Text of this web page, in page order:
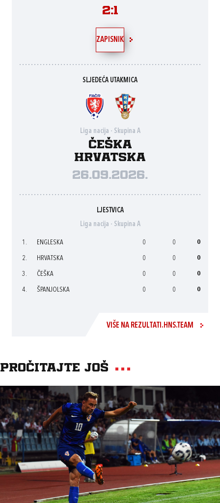
2:1
ZAPISNIK
SLJEDEĆA UTAKMICA
Liga nacija - Skupina A
Češka
Hrvatska
26.09.2026.
LJESTVICA
Liga nacija - Skupina A
1. ENGLESKA 0 0 0
2. HRVATSKA 0 0 0
3. ČEŠKA 0 0 0
4. ŠPANJOLSKA 0 0 0
VIŠE NA REZULTATI.HNS.TEAM
Pročitajte još